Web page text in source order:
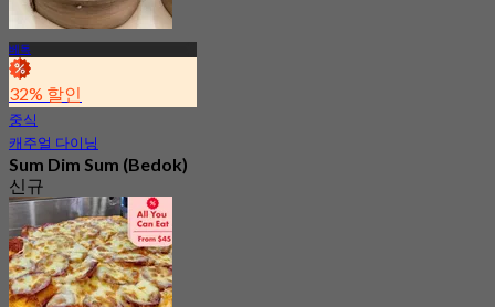
베독
32% 할인
중식
캐주얼 다이닝
Sum Dim Sum (Bedok)
신규
4.6
에서S$ 31